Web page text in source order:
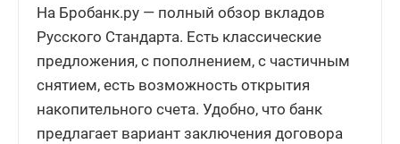
На Бробанк.ру — полный обзор вкладов
Русского Стандарта. Есть классические
предложения, с пополнением, с частичным
снятием, есть возможность открытия
накопительного счета. Удобно, что банк
предлагает вариант заключения договора